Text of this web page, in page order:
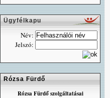
Ügyfélkapu
Név:
Jelszó:
Rózsa Fürdő
Rózsa Fürdő szolgáltatásai